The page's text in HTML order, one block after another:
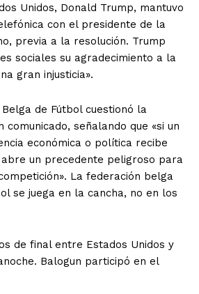
Unidos, Donald Trump, mantuvo
con el presidente de la
previa a la resolución. Trump
sociales su agradecimiento a la
gran injusticia».
de Fútbol cuestionó la
comunicado, señalando que «si un
económica o política recibe
un precedente peligroso para
La federación belga
se juega en la cancha, no en los
de final entre Estados Unidos y
Balogun participó en el